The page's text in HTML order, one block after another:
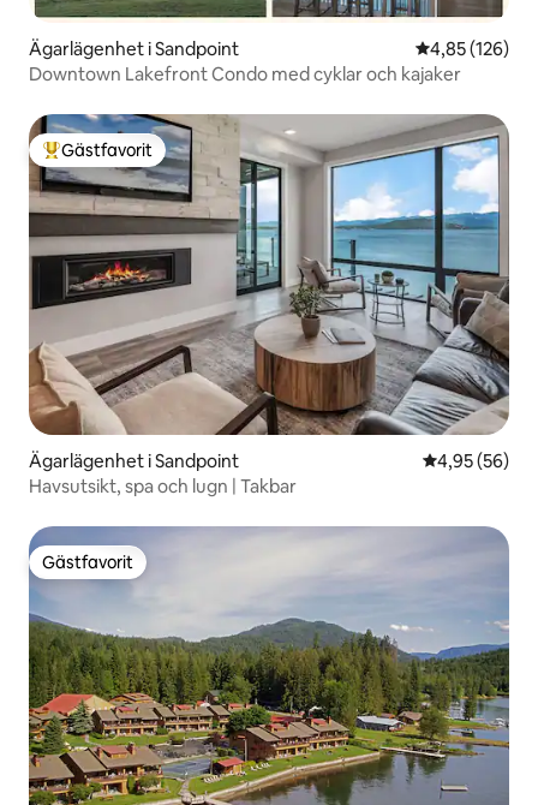
Ägarlägenhet i Sandpoint 4,85 av 5 i
4,85 (126)
Downtown Lakefront Condo med cyklar och kajaker
Populär gästfavorit
Gästfavorit
Ägarlägenhet i Sandpoint 4,95 av 5 i
4,95 (56)
Havsutsikt, spa och lugn | Takbar
Gästfavorit
Gästfavorit